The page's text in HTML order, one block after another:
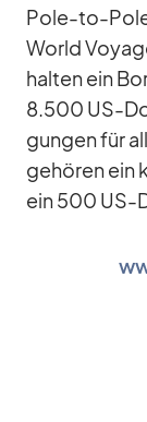
Pole-to-
World
hal­ten ein
8.500 US-
gun­gen für
ge­hö­ren ein
ein 500 US-